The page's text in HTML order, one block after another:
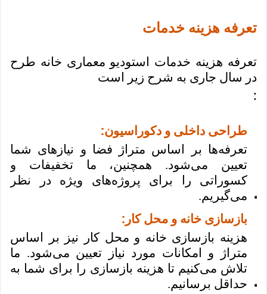
تعرفه هزینه خدمات
تعرفه هزینه خدمات استودیو معماری خانه طرح
در سال جاری به شرح زیر است
:
طراحی داخلی و دکوراسیون:
تعرفه‌ها بر اساس متراژ فضا و نیازهای شما
تعیین می‌شود. همچنین، ما تخفیفات و
کسوراتی را برای پروژه‌های ویژه در نظر
می‌گیریم.
بازسازی خانه و محل کار :
هزینه بازسازی خانه و محل کار نیز بر اساس
متراژ و امکانات مورد نیاز تعیین می‌شود. ما
تلاش می‌کنیم تا هزینه بازسازی را برای شما به
حداقل برسانیم.